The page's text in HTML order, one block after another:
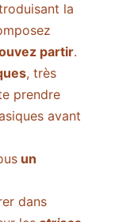
la
partir.
, très
prendre
avant
un
dans